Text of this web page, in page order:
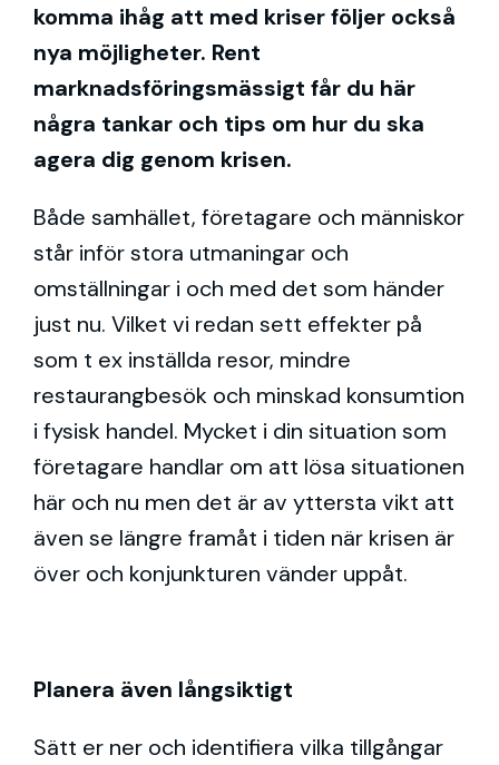
komma ihåg att med kriser följer också
nya möjligheter. Rent
marknadsföringsmässigt får du här
några tankar och tips om hur du ska
agera dig genom krisen.
Både samhället, företagare och människor
står inför stora utmaningar och
omställningar i och med det som händer
just nu. Vilket vi redan sett effekter på
som t ex inställda resor, mindre
restaurangbesök och minskad konsumtion
i fysisk handel. Mycket i din situation som
företagare handlar om att lösa situationen
här och nu men det är av yttersta vikt att
även se längre framåt i tiden när krisen är
över och konjunkturen vänder uppåt.
Planera även långsiktigt
Sätt er ner och identifiera vilka tillgångar